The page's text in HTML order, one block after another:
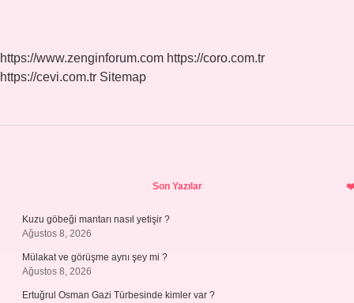
https://www.zenginforum.com https://coro.com.tr
https://cevi.com.tr Sitemap
Son Yazılar
Kuzu göbeği mantarı nasıl yetişir ?
Ağustos 8, 2026
Mülakat ve görüşme aynı şey mi ?
Ağustos 8, 2026
Ertuğrul Osman Gazi Türbesinde kimler var ?